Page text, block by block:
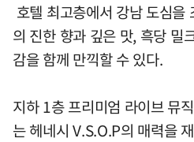
호텔 최고층에서 강남 도심을
의 진한 향과 깊은 맛, 흑당 밀
감을 함께 만끽할 수 있다.
지하 1층 프리미엄 라이브 뮤
는 헤네시 V.S.O.P의 매력을